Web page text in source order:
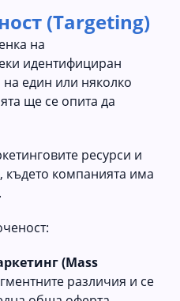
(Targeting)
на
идентифициран
един или няколко
ще се опита да
ресурси и
където компанията има
(Mass
различия и се